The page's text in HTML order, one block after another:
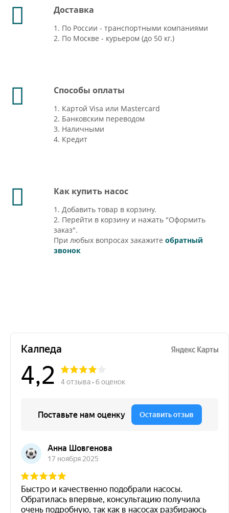
Доставка
1. По России - транспортными компаниями
2. По Москве - курьером (до 50 кг.)
Способы оплаты
1. Картой Visa или Mastercard
2. Банковским переводом
3. Наличными
4. Кредит
Как купить насос
1. Добавить товар в корзину.
2. Перейти в корзину и нажать "Оформить
заказ".
При любых вопросах закажите обратный
звонок